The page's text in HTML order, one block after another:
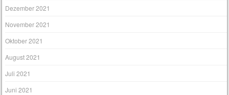
Dezember 2021
November 2021
Oktober 2021
August 2021
Juli 2021
Juni 2021